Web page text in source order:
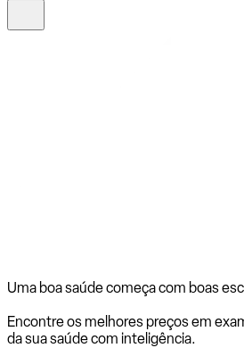
Uma boa saúde começa com boas
Encontre os melhores preços em
da sua saúde com inteligência.